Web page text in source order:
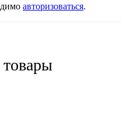
авторизоваться.